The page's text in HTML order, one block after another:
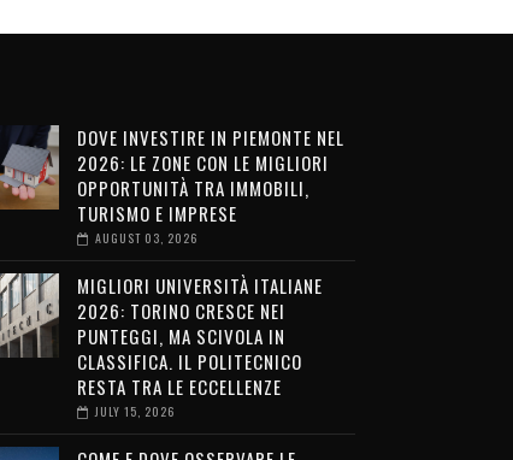
DOVE INVESTIRE IN PIEMONTE NEL
2026: LE ZONE CON LE MIGLIORI
OPPORTUNITÀ TRA IMMOBILI,
TURISMO E IMPRESE
AUGUST 03, 2026
MIGLIORI UNIVERSITÀ ITALIANE
2026: TORINO CRESCE NEI
PUNTEGGI, MA SCIVOLA IN
CLASSIFICA. IL POLITECNICO
RESTA TRA LE ECCELLENZE
JULY 15, 2026